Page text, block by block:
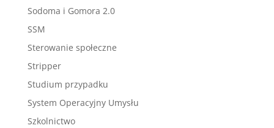
Sodoma i Gomora 2.0
SSM
Sterowanie społeczne
Stripper
Studium przypadku
System Operacyjny Umysłu
Szkolnictwo